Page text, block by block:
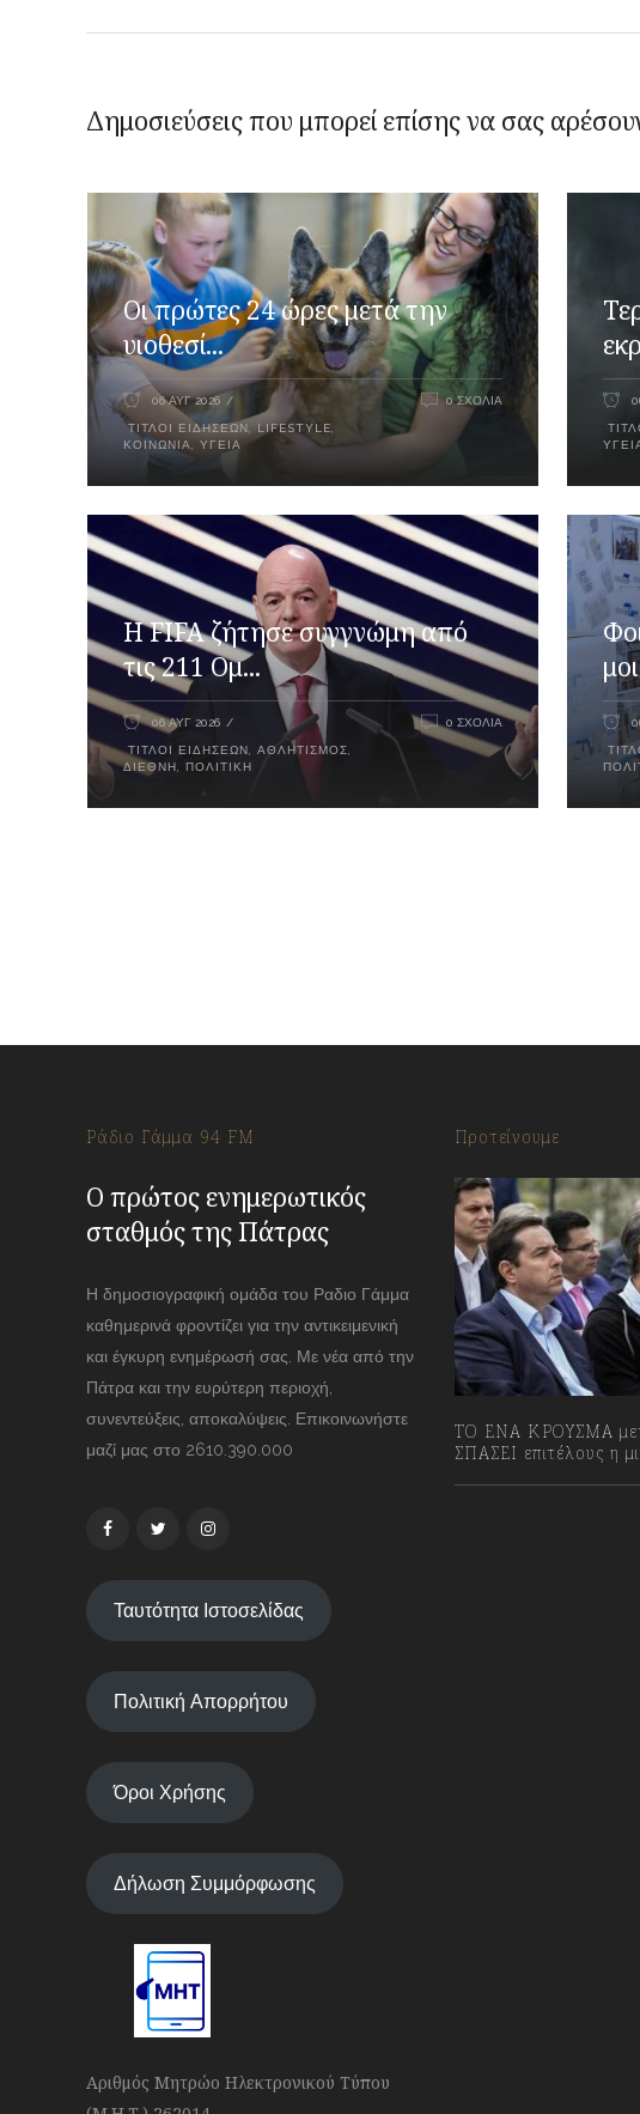
Δημοσιεύσεις που μπορεί επίσης να σας
Οι πρώτες 24 ώρες μετά την
υιοθεσί...
06 ΑΥΓ 2026
ΤΊΤΛΟΙ ΕΙΔΉΣΕΩΝ LIFESTYLE
ΚΟΙΝΩΝΊΑ
ΥΓΕΊΑ
0 ΣΧΌΛΙΑ
Η FIFA ζήτησε συγγνώμη από
τις 211 Ομ...
06 ΑΥΓ 2026
ΤΊΤΛΟΙ ΕΙΔΉΣΕΩΝ ΑΘΛΗΤΙΣΜΌΣ
ΔΙΕΘΝΉ
ΠΟΛΙΤΙΚΉ
0 ΣΧΌΛΙΑ
Ράδιο Γάμμα 94 FM
Ο πρώτος ενημερωτικός
σταθμός της Πάτρας
Η δημοσιογραφική ομάδα του Ραδιο Γάμμα
καθημερινά φροντίζει για την αντικειμενική
και έγκυρη ενημέρωσή σας. Με νέα από την
Πάτρα και την ευρύτερη περιοχή,
συνεντεύξεις, αποκαλύψεις. Επικοινωνήστε
μαζί μας στο 2610.390.000
Ταυτότητα Ιστοσελίδας
Πολιτική Απορρήτου
Όροι Χρήσης
Δήλωση Συμμόρφωσης
Αριθμός Μητρώο Ηλεκτρονικού Τύπου
Προτείνουμε
ΤΟ ΕΝΑ ΚΡΟΥΣΜΑ
ΣΠΑΣΕΙ επιτέλους η